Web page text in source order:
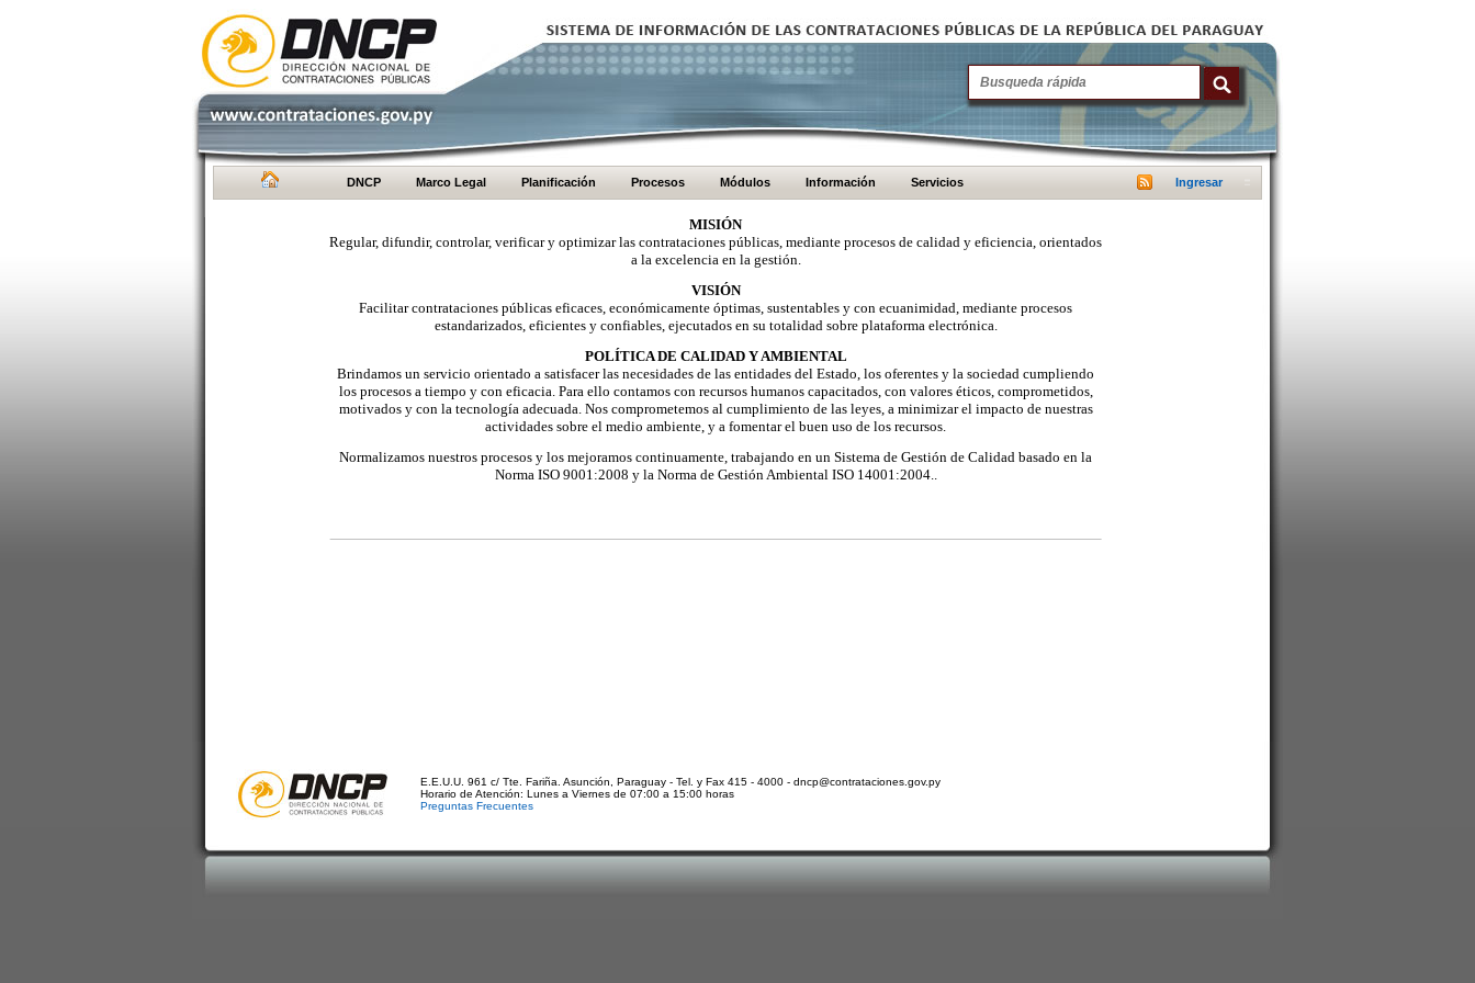
DNCP Marco Legal Planificación Procesos Módulos Información Servicios Ingresar
MISIÓN
Regular, difundir, controlar, verificar y optimizar las contrataciones públicas, mediante procesos de calidad y eficiencia, orientados
a la excelencia en la gestión.
VISIÓN
Facilitar contrataciones públicas eficaces, económicamente óptimas, sustentables y con ecuanimidad, mediante procesos
estandarizados, eficientes y confiables, ejecutados en su totalidad sobre plataforma electrónica.
POLÍTICA DE CALIDAD Y AMBIENTAL
Brindamos un servicio orientado a satisfacer las necesidades de las entidades del Estado, los oferentes y la sociedad cumpliendo
los procesos a tiempo y con eficacia. Para ello contamos con recursos humanos capacitados, con valores éticos, comprometidos,
motivados y con la tecnología adecuada. Nos comprometemos al cumplimiento de las leyes, a minimizar el impacto de nuestras
actividades sobre el medio ambiente, y a fomentar el buen uso de los recursos.
Normalizamos nuestros procesos y los mejoramos continuamente, trabajando en un Sistema de Gestión de Calidad basado en la
Norma ISO 9001:2008 y la Norma de Gestión Ambiental ISO 14001:2004..
E.E.U.U. 961 c/ Tte. Fariña. Asunción, Paraguay - Tel. y Fax 415 - 4000 - dncp@contrataciones.gov.py
Horario de Atención: Lunes a Viernes de 07:00 a 15:00 horas
Preguntas Frecuentes